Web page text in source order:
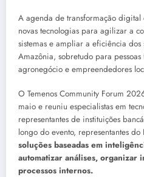
A agenda de transformação digital
novas tecnologias para agilizar a
sistemas e ampliar a eficiência dos
Amazônia, sobretudo para
agronegócio e empreendedores
O Temenos Community Forum
maio e reuniu especialistas em
representantes de instituições
longo do evento, representantes
soluções baseadas em
automatizar análises, organizar
processos internos.